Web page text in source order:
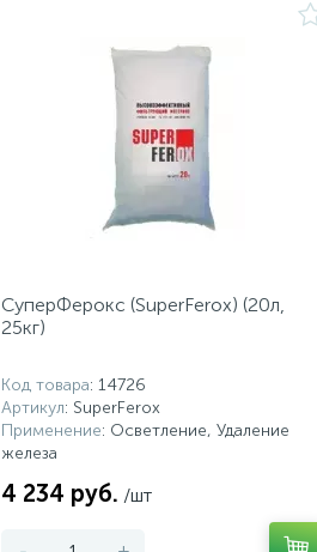
СуперФерокс (SuperFerox) (20л,
25кг)
Код товара: 14726
Артикул: SuperFerox
Применение: Осветление, Удаление
железа
4 234 руб. /шт